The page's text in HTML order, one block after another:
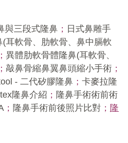
與三段式隆鼻 ； 日式鼻雕手
(耳軟骨、肋軟骨、鼻中膈軟
；異體肋軟骨體隆鼻(耳軟骨、
；敲鼻骨縮鼻翼鼻頭縮小手術 ；
-二代矽膠隆鼻 ；卡麥拉隆
隆鼻介紹 ； 隆鼻手術術前術
； 隆鼻手術前後照片比對 ； 隆